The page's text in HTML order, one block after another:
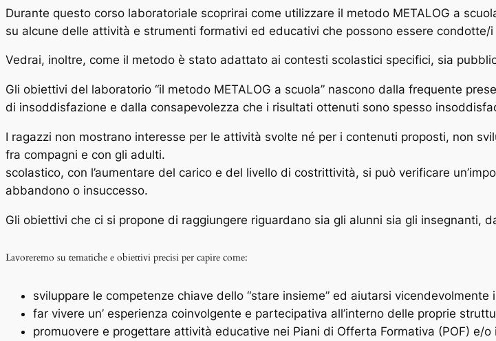
Durante questo corso laboratoriale scoprirai come utilizzare il metodo METALOG a
su alcune delle attività e strumenti formativi ed educativi che possono essere condotte/
Vedrai, inoltre, come il metodo è stato adattato ai contesti scolastici specifici, sia
Gli obiettivi del laboratorio “il metodo METALOG a scuola” nascono dalla frequente
di insoddisfazione e dalla consapevolezza che i risultati ottenuti sono spesso
I ragazzi non mostrano interesse per le attività svolte né per i contenuti proposti, non
fra compagni e con gli adulti. Infine,
scolastico, con l’aumentare del carico e del livello di costrittività, si può verificare
abbandono o insuccesso.
Gli obiettivi che ci si propone di raggiungere riguardano sia gli alunni sia gli insegnanti,
Lavoreremo su tematiche e obiettivi precisi per capire come:
sviluppare le competenze chiave dello “stare insieme” ed aiutarsi vicendevolmente
far vivere un’ esperienza coinvolgente e partecipativa all’interno delle proprie
promuovere e progettare attività educative nei Piani di Offerta Formativa (POF) e/